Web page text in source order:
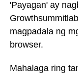
'Payagan' ay
magpadala ng
browser.
Mahalaga ring